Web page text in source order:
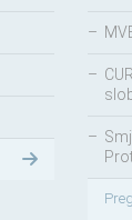
–
–
–